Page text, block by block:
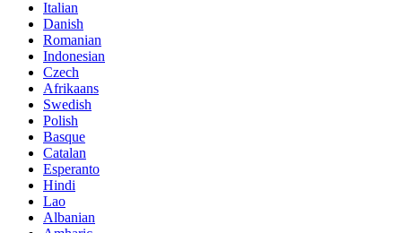
Italian
Danish
Romanian
Indonesian
Czech
Afrikaans
Swedish
Polish
Basque
Catalan
Esperanto
Hindi
Lao
Albanian